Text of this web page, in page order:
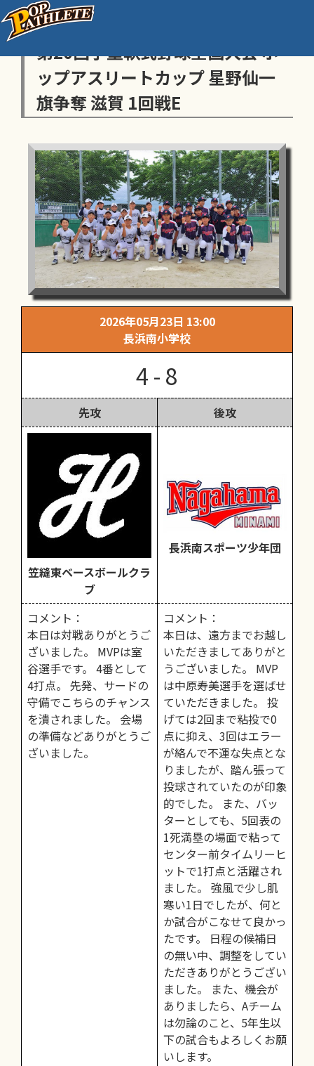
センス・トラストトーナメント
第20回学童軟式野球全国大会 ポ
ップアスリートカップ 星野仙一
旗争奪 滋賀 1回戦E
2026年05月23日 13:00
長浜南小学校
4 - 8
先攻 後攻
笠縫東ベースボールクラ
ブ
長浜南スポーツ少年団
コメント：
本日は対戦ありがとうご
ざいました。 MVPは室
谷選手です。 4番として
4打点。 先発、サードの
守備でこちらのチャンス
を潰されました。 会場
の準備などありがとうご
ざいました。
コメント：
本日は、遠方までお越し
いただきましてありがと
うございました。 MVP
は中原寿美選手を選ばせ
ていただきました。 投
げては2回まで粘投で0
点に抑え、3回はエラー
が絡んで不運な失点とな
りましたが、踏ん張って
投球されていたのが印象
的でした。 また、バッ
ターとしても、5回表の
1死満塁の場面で粘って
センター前タイムリーヒ
ットで1打点と活躍され
ました。 強風で少し肌
寒い1日でしたが、何と
か試合がこなせて良かっ
たです。 日程の候補日
の無い中、調整をしてい
ただきありがとうござい
ました。 また、機会が
ありましたら、Aチーム
は勿論のこと、5年生以
下の試合もよろしくお願
いします。